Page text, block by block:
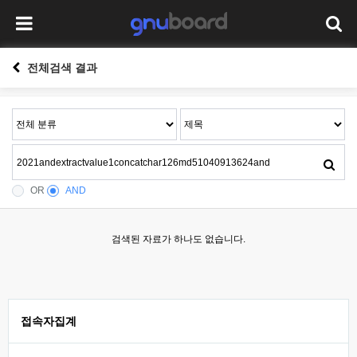
전체검색 결과
OR AND
검색된 자료가 하나도 없습니다.
접속자집계